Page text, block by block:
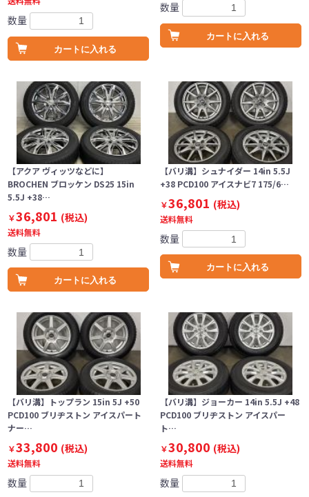
数量
カートに入れる
数量
カートに入れる
【アクア ヴィッツなどに】
BROCHEN ブロッケン DS25 15in
5.5J +38…
￥36,801 (税込)
送料無料
数量
カートに入れる
【バリ溝】シュナイダー 14in 5.5J
+38 PCD100 アイスナビ7 175/6…
￥36,801 (税込)
送料無料
数量
カートに入れる
【バリ溝】トップラン 15in 5J +50
PCD100 ブリヂストン アイスパート
ナー…
￥33,800 (税込)
送料無料
数量
【バリ溝】ジョーカー 14in 5.5J +48
PCD100 ブリヂストン アイスパー
ト…
￥30,800 (税込)
送料無料
数量